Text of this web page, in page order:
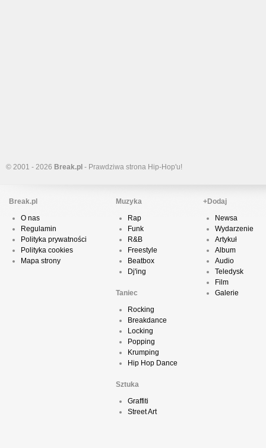
© 2001 - 2026 Break.pl - Prawdziwa strona Hip-Hop'u!
Break.pl
O nas
Regulamin
Polityka prywatności
Polityka cookies
Mapa strony
Muzyka
Rap
Funk
R&B
Freestyle
Beatbox
Dj'ing
Taniec
Rocking
Breakdance
Locking
Popping
Krumping
Hip Hop Dance
Sztuka
Graffiti
Street Art
+Dodaj
Newsa
Wydarzenie
Artykuł
Album
Audio
Teledysk
Film
Galerie